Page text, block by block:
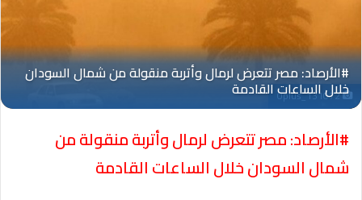
Oplus_131072
#الأرصاد: مصر تتعرض لرمال وأتربة منقولة من
شمال السودان خلال الساعات القادمة